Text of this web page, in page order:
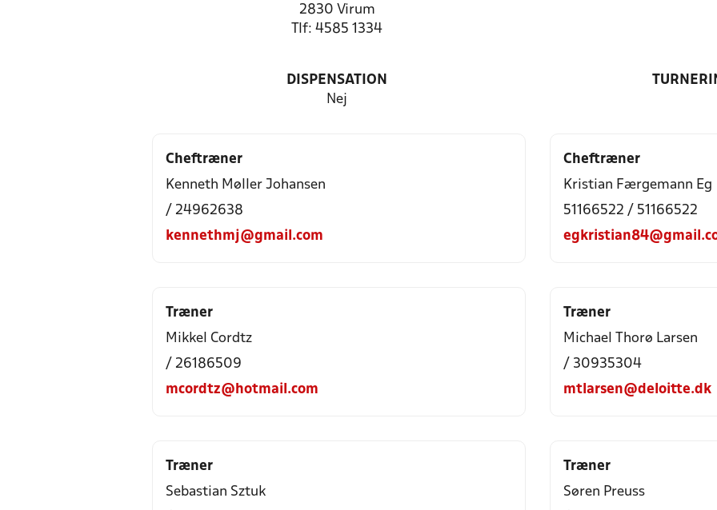
2830 Virum
Tlf: 4585 1334
DISPENSATION
Nej
Cheftræner
Kenneth Møller Johansen
/ 24962638
kennethmj@gmail.com
Cheftræner
Kristian Færgemann Eg
51166522 / 51166522
Træner
Mikkel Cordtz
/ 26186509
mcordtz@hotmail.com
Træner
Michael Thorø Larsen
/ 30935304
mtlarsen@deloitte.dk
Træner
Sebastian Sztuk
Træner
Søren Preuss